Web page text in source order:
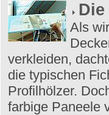
Die
Als
verkleiden,
die typischen
Profilhölzer.
farbige Paneele